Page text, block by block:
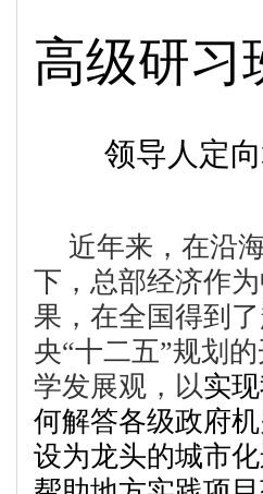
高级研习
领导人定
近年来，在沿
下，总部经济作
果，在全国得到
央“十二五”规划
学发展观，以实
何解答各级政府
设为龙头的城市